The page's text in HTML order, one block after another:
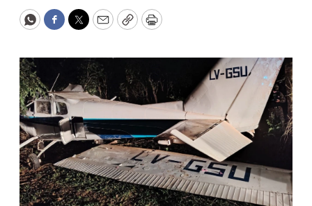
WhatsApp
Facebook
Twitter
EmailCopyPrint